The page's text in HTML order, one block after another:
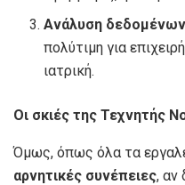
Ανάλυση
πολύτιμη για
ιατρική.
Οι σκιές της Τεχνητής
Όμως, όπως όλα τα
αρνητικές συνέπειες, αν